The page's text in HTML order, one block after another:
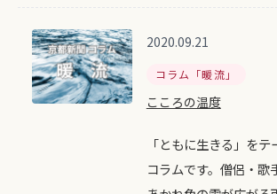
2020.09.21
コラム「暖流」
こころの温度
「ともに生きる」を
コラムです。僧侶・